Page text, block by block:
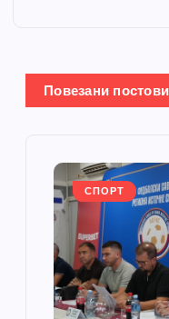
њ
е
Повезани постови
СПОРТ